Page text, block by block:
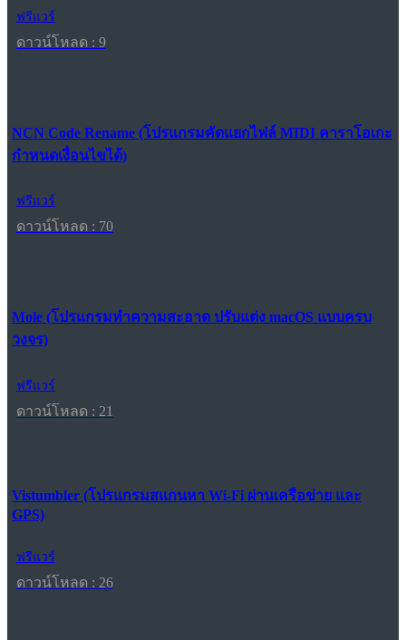
ฟรีแวร์
ดาวน์โหลด : 9
NCN Code Rename (โปรแกรมคัดแยกไฟล์ MIDI คาราโอเกะ
กำหนดเงื่อนไขได้)
ฟรีแวร์
ดาวน์โหลด : 70
Mole (โปรแกรมทำความสะอาด ปรับแต่ง macOS แบบครบ
วงจร)
ฟรีแวร์
ดาวน์โหลด : 21
Vistumbler (โปรแกรมสแกนหา Wi-Fi ผ่านเครือข่าย และ
GPS)
ฟรีแวร์
ดาวน์โหลด : 26